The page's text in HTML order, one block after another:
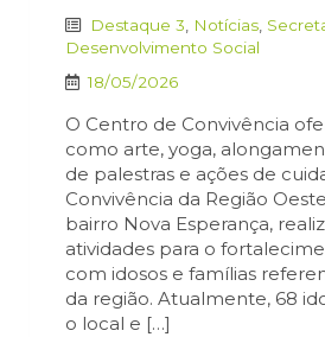
Destaque 3 Notícias
Desenvolvimento Social
18/05/2026
O Centro de Convivência
como arte, yoga,
de palestras e ações de
Convivência da Região
bairro Nova Esperança,
atividades para o
com idosos e famílias
da região. Atualmente, 68
o local e […]